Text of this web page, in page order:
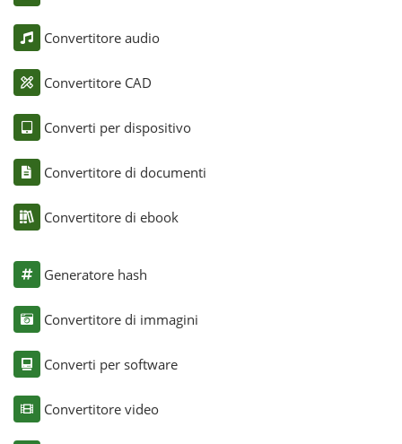
Convertitore audio
Convertitore CAD
Converti per dispositivo
Convertitore di documenti
Convertitore di ebook
Generatore hash
Convertitore di immagini
Converti per software
Convertitore video